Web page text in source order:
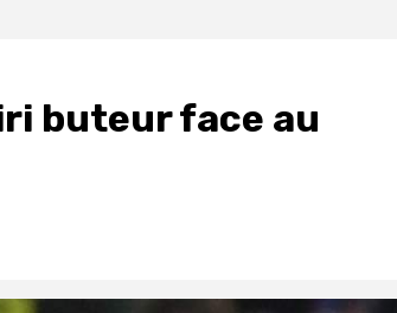
buteur face au